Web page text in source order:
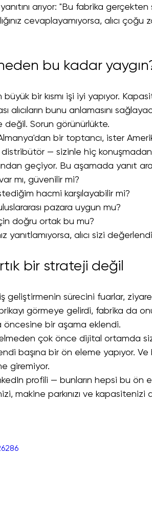
arıyor: "Bu fabrika
cevaplayamıyorsa, alıcı
bu kadar
bir kısmı işi iyi yapıyor.
alıcıların bunu anlamasını
Sorun görünürlükte.
Almanya'dan bir toptancı, ister
— sizinle hiç
geçiyor. Bu aşamada yanıt
mı, güvenilir mi?
hacmi karşılayabilir mi?
pazara uygun mu?
doğru ortak bu mu?
yanıtlamıyorsa, alıcı sizi
bir strateji değil
iş geliştirmenin sürecini fuarlar,
görmeye gelirdi, fabrika da
bir aşama eklendi.
çok önce dijital ortamda
başına bir ön eleme yapıyor.
giremiyor.
profili — bunların hepsi bu ön
makine parkınızı ve